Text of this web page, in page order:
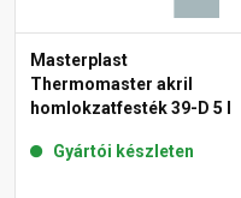
Masterplast
Thermomaster akril
homlokzatfesték 39-D 5 l
Gyártói készleten